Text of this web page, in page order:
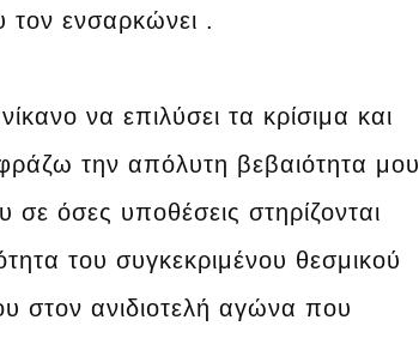
ενσαρκώνει .
να επιλύσει τα κρίσιμα και
την απόλυτη βεβαιότητα μου
όσες υποθέσεις στηρίζονται
του συγκεκριμένου θεσμικού
στον ανιδιοτελή αγώνα που